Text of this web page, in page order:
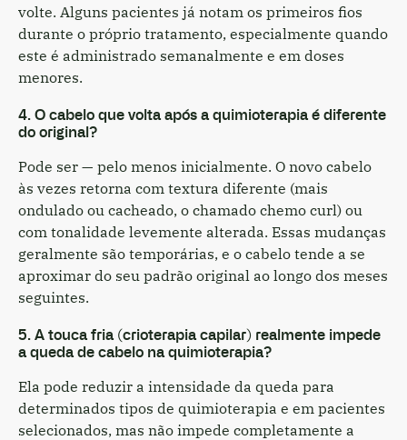
volte. Alguns pacientes já notam os primeiros fios
durante o próprio tratamento, especialmente quando
este é administrado semanalmente e em doses
menores.
4. O cabelo que volta após a quimioterapia é diferente
do original?
Pode ser — pelo menos inicialmente. O novo cabelo
às vezes retorna com textura diferente (mais
ondulado ou cacheado, o chamado chemo curl) ou
com tonalidade levemente alterada. Essas mudanças
geralmente são temporárias, e o cabelo tende a se
aproximar do seu padrão original ao longo dos meses
seguintes.
5. A touca fria (crioterapia capilar) realmente impede
a queda de cabelo na quimioterapia?
Ela pode reduzir a intensidade da queda para
determinados tipos de quimioterapia e em pacientes
selecionados, mas não impede completamente a